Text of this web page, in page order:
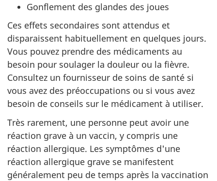
Gonflement des glandes des joues
Ces effets secondaires sont attendus et
disparaissent habituellement en quelques jours.
Vous pouvez prendre des médicaments au
besoin pour soulager la douleur ou la fièvre.
Consultez un fournisseur de soins de santé si
vous avez des préoccupations ou si vous avez
besoin de conseils sur le médicament à utiliser.
Très rarement, une personne peut avoir une
réaction grave à un vaccin, y compris une
réaction allergique. Les symptômes d'une
réaction allergique grave se manifestent
généralement peu de temps après la vaccination